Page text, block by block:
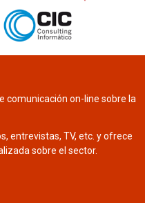
comunicación on-line sobre la
entrevistas, TV, etc. y ofrece
sobre el sector.